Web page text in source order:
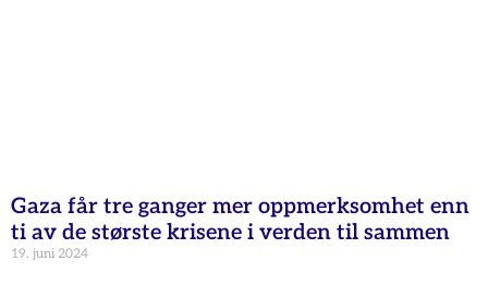
Gaza får tre ganger mer oppmerksomhet enn
ti av de største krisene i verden til sammen
19. juni 2024